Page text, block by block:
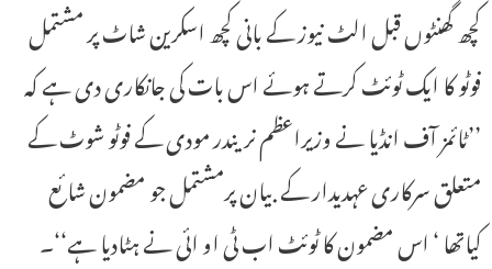
کچھ گھنٹوں قبل الٹ نیوز کے بانی کچھ اسکرین شاٹ پر مشتمل
فوٹو کا ایک ٹوئٹ کرتے ہوئے اس بات کی جانکاری دی ہے کہ
’’ٹائمز آف انڈیا نے وزیراعظم نریندر مودی کے فوٹو شوٹ کے
متعلق سرکاری عہدیدار کے بیان پرمشتمل جو مضمون شائع
کیاتھا ‘ اس مضمون کا ٹوئٹ اب ٹی او ائی نے ہٹادیا ہے‘‘۔